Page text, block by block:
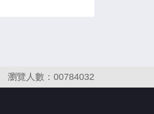
瀏覽人數：00784032